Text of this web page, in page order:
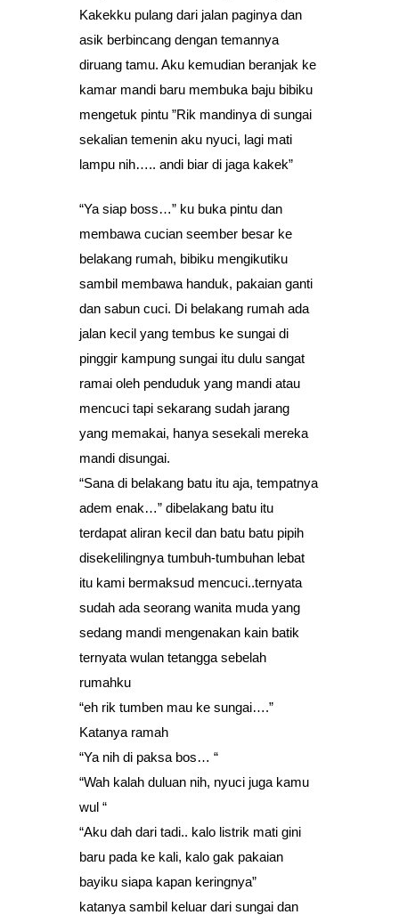
Kakekku pulang dari jalan paginya dan
asik berbincang dengan temannya
diruang tamu. Aku kemudian beranjak ke
kamar mandi baru membuka baju bibiku
mengetuk pintu ”Rik mandinya di sungai
sekalian temenin aku nyuci, lagi mati
lampu nih….. andi biar di jaga kakek”
“Ya siap boss…” ku buka pintu dan
membawa cucian seember besar ke
belakang rumah, bibiku mengikutiku
sambil membawa handuk, pakaian ganti
dan sabun cuci. Di belakang rumah ada
jalan kecil yang tembus ke sungai di
pinggir kampung sungai itu dulu sangat
ramai oleh penduduk yang mandi atau
mencuci tapi sekarang sudah jarang
yang memakai, hanya sesekali mereka
mandi disungai.
“Sana di belakang batu itu aja, tempatnya
adem enak…” dibelakang batu itu
terdapat aliran kecil dan batu batu pipih
disekelilingnya tumbuh-tumbuhan lebat
itu kami bermaksud mencuci..ternyata
sudah ada seorang wanita muda yang
sedang mandi mengenakan kain batik
ternyata wulan tetangga sebelah
rumahku
“eh rik tumben mau ke sungai….”
Katanya ramah
“Ya nih di paksa bos… “
“Wah kalah duluan nih, nyuci juga kamu
wul “
“Aku dah dari tadi.. kalo listrik mati gini
baru pada ke kali, kalo gak pakaian
bayiku siapa kapan keringnya”
katanya sambil keluar dari sungai dan